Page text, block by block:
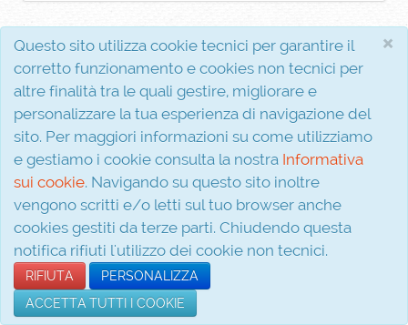
×
Questo sito utilizza cookie tecnici per garantire il
corretto funzionamento e cookies non tecnici per
altre finalità tra le quali gestire, migliorare e
personalizzare la tua esperienza di navigazione del
sito. Per maggiori informazioni su come utilizziamo
e gestiamo i cookie consulta la nostra Informativa
sui cookie. Navigando su questo sito inoltre
vengono scritti e/o letti sul tuo browser anche
cookies gestiti da terze parti. Chiudendo questa
notifica rifiuti l'utilizzo dei cookie non tecnici.
RIFIUTA
PERSONALIZZA
ACCETTA TUTTI I COOKIE
Interferenza s.r.l.
P.I. 02810310611
Via Evangelista, 5
81020 San Nicola la Strada (CE)
© 2026
Informativa sui cookie
Condizioni d'acquisto